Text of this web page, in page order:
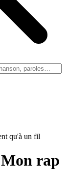
qu'à un fil
Mon rap